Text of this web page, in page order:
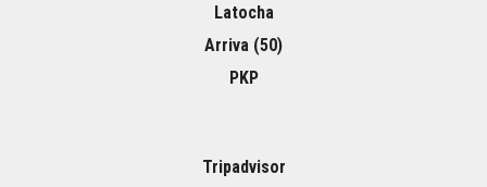
Latocha
Arriva (50)
PKP
Tripadvisor